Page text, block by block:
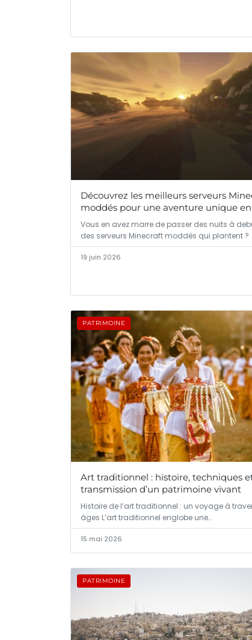
Découvrez les meilleurs serveurs
moddés pour une aventure unique
Vous en avez marre de passer des nuits à
des serveurs Minecraft moddés qui plantent ?
19 juin 2026
PATRIMOINE
Art traditionnel : histoire, techniques
transmission d’un patrimoine vivant
Histoire de l’art traditionnel : un voyage à
âges L’art traditionnel englobe une…
15 mai 2026
PATRIMOINE